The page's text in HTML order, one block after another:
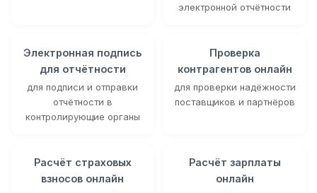
электронной отчётности
Электронная подпись
для отчётности
для подписи и отправки
отчётности в
контролирующие органы
Проверка
контрагентов онлайн
для проверки надёжности
поставщиков и партнёров
Расчёт страховых
взносов онлайн
Расчёт зарплаты
онлайн